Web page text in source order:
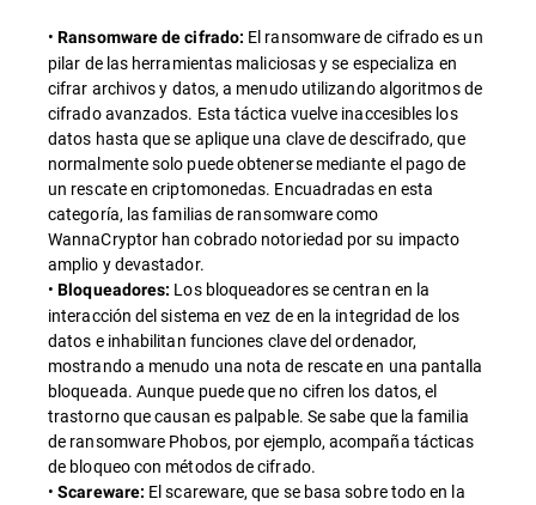
•Ransomware de cifrado: El ransomware de cifrado es un
pilar de las herramientas maliciosas y se especializa en
cifrar archivos y datos, a menudo utilizando algoritmos de
cifrado avanzados. Esta táctica vuelve inaccesibles los
datos hasta que se aplique una clave de descifrado, que
normalmente solo puede obtenerse mediante el pago de
un rescate en criptomonedas. Encuadradas en esta
categoría, las familias de ransomware como
WannaCryptor han cobrado notoriedad por su impacto
amplio y devastador.
•Bloqueadores: Los bloqueadores se centran en la
interacción del sistema en vez de en la integridad de los
datos e inhabilitan funciones clave del ordenador,
mostrando a menudo una nota de rescate en una pantalla
bloqueada. Aunque puede que no cifren los datos, el
trastorno que causan es palpable. Se sabe que la familia
de ransomware Phobos, por ejemplo, acompaña tácticas
de bloqueo con métodos de cifrado.
•Scareware: El scareware, que se basa sobre todo en la